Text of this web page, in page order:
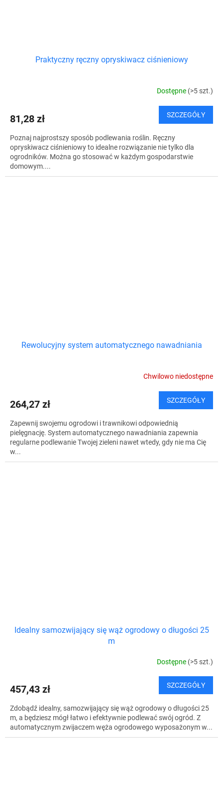
Praktyczny ręczny opryskiwacz ciśnieniowy
Dostępne (>5 szt.)
81,28 zł SZCZEGÓŁY
Poznaj najprostszy sposób podlewania roślin. Ręczny
opryskiwacz ciśnieniowy to idealne rozwiązanie nie tylko dla
ogrodników. Można go stosować w każdym gospodarstwie
domowym....
Rewolucyjny system automatycznego nawadniania
Chwilowo niedostępne
264,27 zł SZCZEGÓŁY
Zapewnij swojemu ogrodowi i trawnikowi odpowiednią
pielęgnację. System automatycznego nawadniania zapewnia
regularne podlewanie Twojej zieleni nawet wtedy, gdy nie ma Cię
w...
Idealny samozwijający się wąż ogrodowy o długości 25
m
Dostępne (>5 szt.)
457,43 zł SZCZEGÓŁY
Zdobądź idealny, samozwijający się wąż ogrodowy o długości 25
m, a będziesz mógł łatwo i efektywnie podlewać swój ogród. Z
automatycznym zwijaczem węża ogrodowego wyposażonym w...